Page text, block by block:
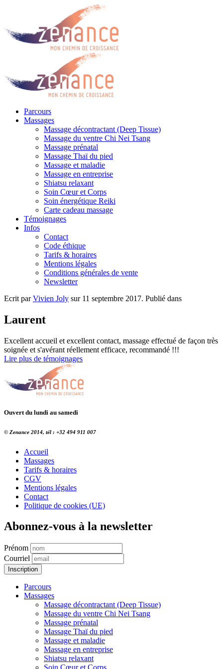
Parcours
Massages
Massage décontractant (Deep Tissue)
Massage du ventre Chi Nei Tsang
Massage prénatal
Massage Thaï du pied
Massage et maladie
Massage en entreprise
Shiatsu relaxant
Soin Cœur et Corps
Soin énergétique Reiki
Carte cadeau massage
Témoignages
Infos
Contact
Code éthique
Tarifs & horaires
Mentions légales
Conditions générales de vente
Newsletter
Ecrit parVivien Joly sur 11 septembre 2017. Publié dans
Laurent
Excellent accueil et excellent contact, massage effectué de façon très
soignée et s'avérant réellement efficace, recommandé !!!
Lire plus de témoignages
Ouvert du lundi au samedi
© Zenance 2014, tél : +32 494 911 007
Accueil
Massages
Tarifs & horaires
CGV
Mentions légales
Contact
Politique de cookies (UE)
Abonnez-vous à la newsletter
Prénom
Courriel
Parcours
Massages
Massage décontractant (Deep Tissue)
Massage du ventre Chi Nei Tsang
Massage prénatal
Massage Thaï du pied
Massage et maladie
Massage en entreprise
Shiatsu relaxant